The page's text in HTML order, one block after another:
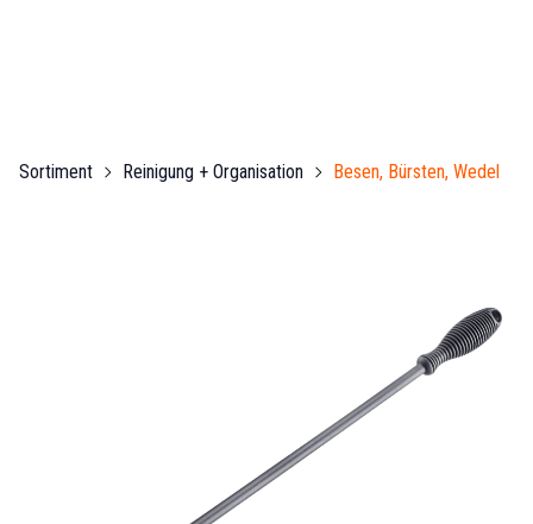
Sortiment Reinigung + Organisation Besen, Bürsten, Wedel